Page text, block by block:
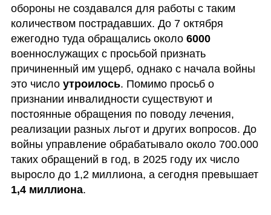
обороны не создавался для работы с таким
количеством пострадавших. До 7 октября
ежегодно туда обращались около
6000
военнослужащих с просьбой признать
причиненный им ущерб, однако с начала войны
это число утроилось. Помимо просьб о
признании инвалидности существуют и
постоянные обращения по поводу лечения,
реализации разных льгот и других вопросов. До
войны управление обрабатывало около 700.000
таких обращений в год, в 2025 году их число
выросло до 1,2 миллиона, а сегодня превышает
1,4 миллиона.